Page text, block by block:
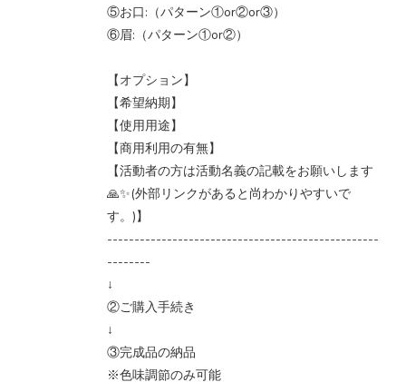
⑤お口:（パターン①or②or③）
⑥眉:（パターン①or②）
【オプション】
【希望納期】
【使用用途】
【商用利用の有無】
【活動者の方は活動名義の記載をお願いします
🙏✨(外部リンクがあると尚わかりやすいで
す。)】
--------------------------------------------------
--------
↓
②ご購入手続き
↓
③完成品の納品
※色味調節のみ可能